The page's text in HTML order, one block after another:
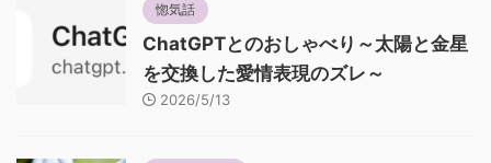
惚気話
ChatGPTとのおしゃべり～太陽と金星
を交換した愛情表現のズレ～
2026/5/13